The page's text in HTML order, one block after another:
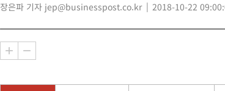
장은파 기자 jep@businesspost.co.kr 2018-10-22